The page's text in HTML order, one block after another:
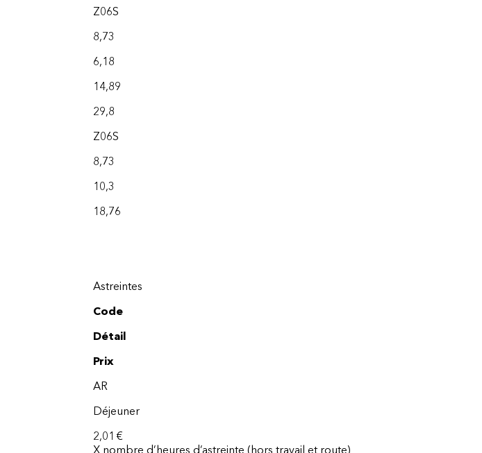
Z06S
8,73
6,18
14,89
29,8
Z06S
8,73
10,3
18,76
Astreintes
Code
Détail
Prix
AR
Déjeuner
2,01 €
X nombre d’heures d’astreinte (hors travail et route)